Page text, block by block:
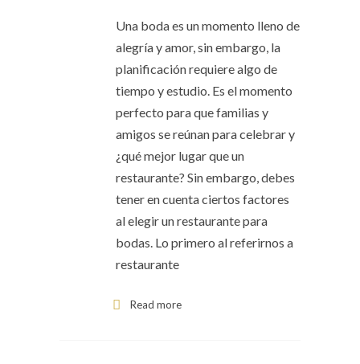
Una boda es un momento lleno de
alegría y amor, sin embargo, la
planificación requiere algo de
tiempo y estudio. Es el momento
perfecto para que familias y
amigos se reúnan para celebrar y
¿qué mejor lugar que un
restaurante? Sin embargo, debes
tener en cuenta ciertos factores
al elegir un restaurante para
bodas. Lo primero al referirnos a
restaurante
Read more